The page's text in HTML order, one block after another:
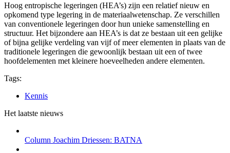
Hoog entropische legeringen (HEA’s) zijn een relatief nieuw en
opkomend type legering in de materiaalwetenschap. Ze verschillen
van conventionele legeringen door hun unieke samenstelling en
structuur. Het bijzondere aan HEA’s is dat ze bestaan uit een gelijke
of bijna gelijke verdeling van vijf of meer elementen in plaats van de
traditionele legeringen die gewoonlijk bestaan uit een of twee
hoofdelementen met kleinere hoeveelheden andere elementen.
Tags:
Kennis
Het laatste nieuws
Column Joachim Driessen: BATNA